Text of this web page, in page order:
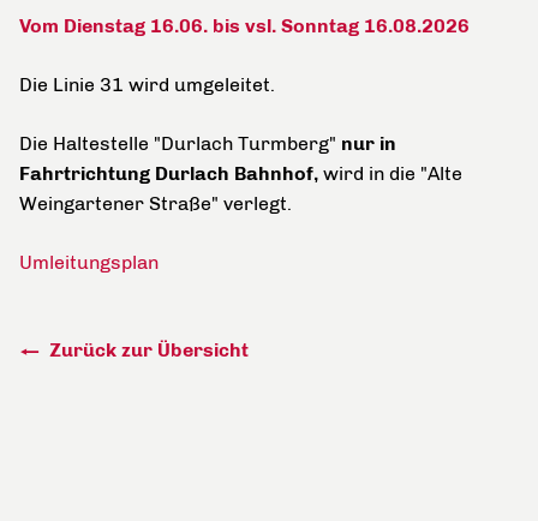
Vom Dienstag 16.06. bis vsl. Sonntag 16.08.2026
Die Linie 31 wird umgeleitet.
Die Haltestelle "Durlach Turmberg" nur in
Fahrtrichtung Durlach Bahnhof, wird in die "Alte
Weingartener Straße" verlegt.
Umleitungsplan
Zurück zur Übersicht